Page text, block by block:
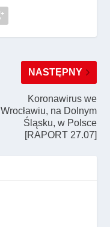
NASTĘPNY
Koronawirus we
Wrocławiu, na Dolnym
Śląsku, w Polsce
[RAPORT 27.07]